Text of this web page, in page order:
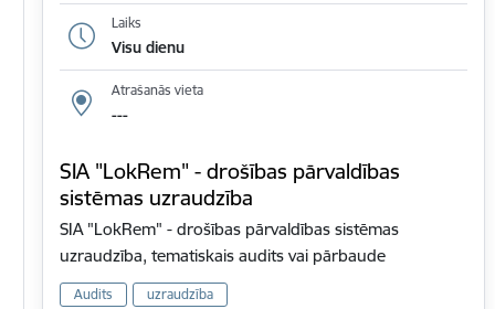
Laiks
Visu dienu
Atrašanās vieta
---
SIA "LokRem" - drošības pārvaldības
sistēmas uzraudzība
SIA "LokRem" - drošības pārvaldības sistēmas
uzraudzība, tematiskais audits vai pārbaude
Audits uzraudzība